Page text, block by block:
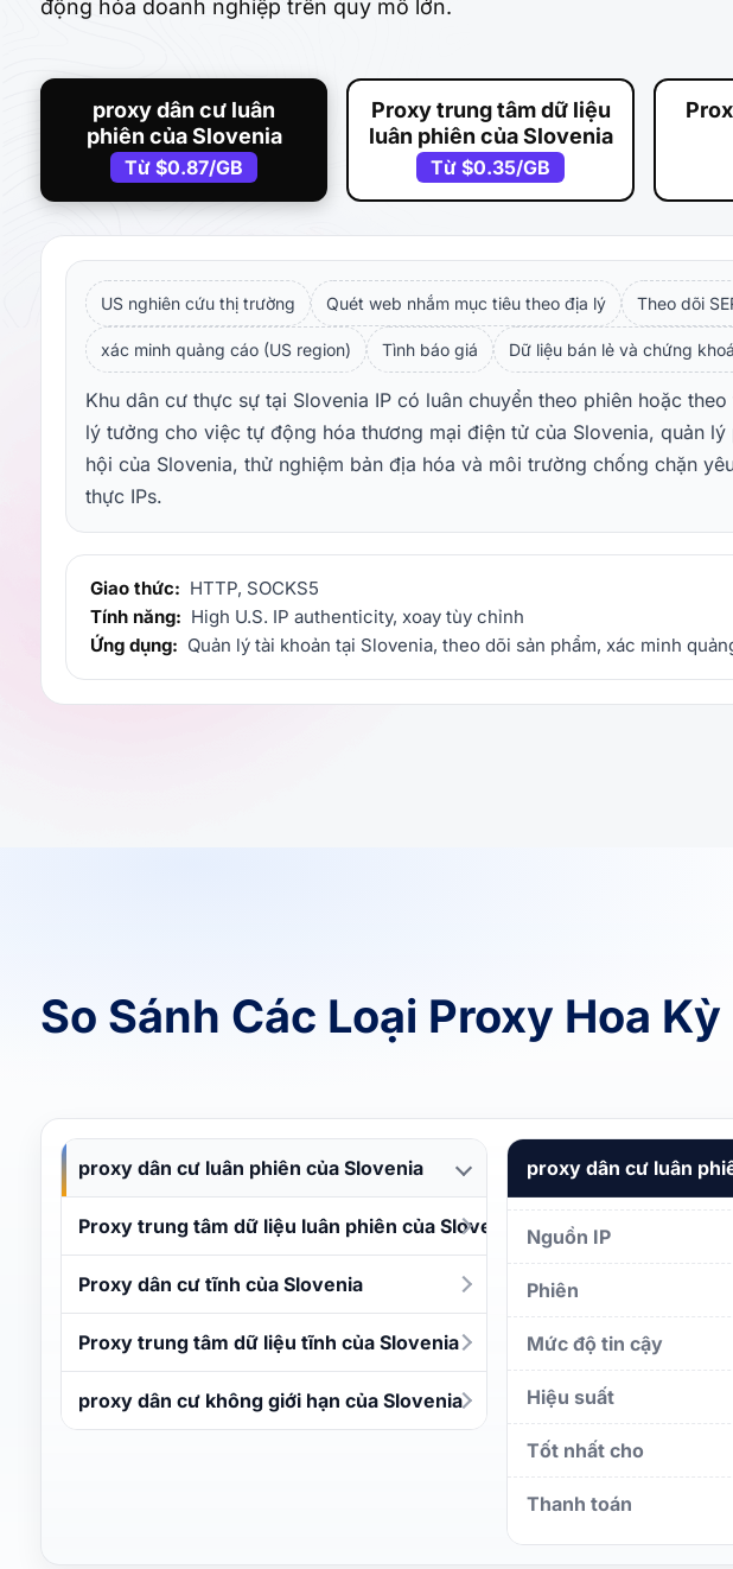
động hóa doanh nghiệp trên quy mô lớn.
proxy dân cư luân
phiên của Slovenia
Từ$0.87/GB
Proxy trung tâm dữ liệu
luân phiên của Slovenia
Từ$0.35/GB
US nghiên cứu thị trường Quét web nhắm mục tiêu theo địa lý Theo dõi
xác minh quảng cáo (US region) Tình báo giá Dữ liệu bán lẻ và chứng
Khu dân cư thực sự tại Slovenia IP có luân chuyển theo phiên hoặc
lý tưởng cho việc tự động hóa thương mại điện tử của Slovenia, quản
hội của Slovenia, thử nghiệm bản địa hóa và môi trường chống chặn
thực IPs.
Giao thức: HTTP, SOCKS5
Tính năng: High U.S. IP authenticity, xoay tùy chỉnh
Ứng dụng: Quản lý tài khoản tại Slovenia, theo dõi sản phẩm, xác minh
So Sánh Các Loại Proxy Hoa Kỳ
proxy dân cư luân phiên của Slovenia
Proxy trung tâm dữ liệu luân phiên của Slovenia
Proxy dân cư tĩnh của Slovenia
Proxy trung tâm dữ liệu tĩnh của Slovenia
proxy dân cư không giới hạn của Slovenia
proxy dân cư luân
Nguồn IP
Phiên
Mức độ tin cậy
Hiệu suất
Tốt nhất cho
Thanh toán